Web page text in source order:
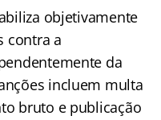
objetivamente
contra a
da
incluem multa
bruto e publicação